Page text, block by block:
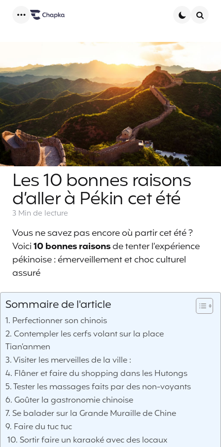
Les 10 bonnes raisons
d’aller à Pékin cet été
3 Min de lecture
Vous ne savez pas encore où partir cet été ?
Voici10 bonnes raisonsde tenter l’expérience
pékinoise : émerveillement et choc culturel
assuré
Sommaire de l'article
1. Perfectionner son chinois
2. Contempler les cerfs volant sur la place
Tian’anmen
3. Visiter les merveilles de la ville :
4. Flâner et faire du shopping dans les Hutongs
5. Tester les massages faits par des non-voyants
6. Goûter la gastronomie chinoise
7. Se balader sur la Grande Muraille de Chine
9. Faire du tuc tuc
10. Sortir faire un karaoké avec des locaux